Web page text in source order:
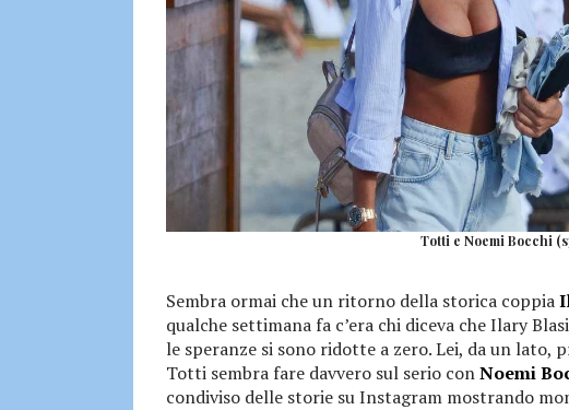
Totti e Noemi Bocchi
Sembra ormai che un ritorno della storica coppia
qualche settimana fa c’era chi diceva che Ilary
le speranze si sono ridotte a zero. Lei, da un lato,
Totti sembra fare davvero sul serio conNoemi
condiviso delle storie su Instagram mostrando